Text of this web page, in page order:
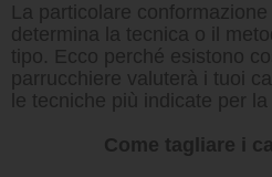
La particolare conformazione
determina la tecnica o il
tipo. Ecco perché esistono
parrucchiere valuterà i tuoi
le tecniche più indicate per
Come tagliare i